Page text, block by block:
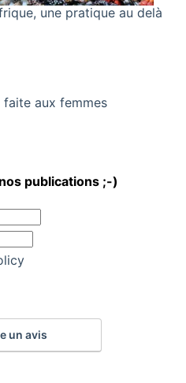
une pratique au delà
aux femmes
publications ;-)
un avis